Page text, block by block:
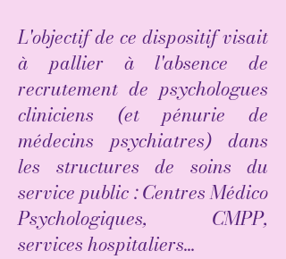
​​L'objectif de ce dispositif visait
à pallier à l'absence de
recrutement de psychologues
cliniciens (et pénurie de
médecins psychiatres) dans
les structures de soins du
service public : Centres Médico
Psychologiques, CMPP,
services hospitaliers...